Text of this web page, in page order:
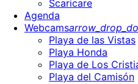
Scaricare
Agenda
Webcams
Playa de las Vistas
Playa Honda
Playa de Los
Playa del Camisón